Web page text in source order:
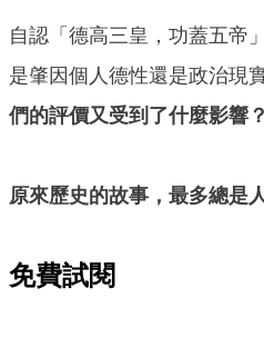
自認「德高三皇，功蓋五帝
是肇因個人德性還是政治現
們的評價又受到了什麼影響？
原來歷史的故事，最多總是
免費試閱